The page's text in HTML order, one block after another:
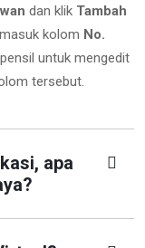
dan klik Tambah
kolom No.
untuk mengedit
tersebut.
apa